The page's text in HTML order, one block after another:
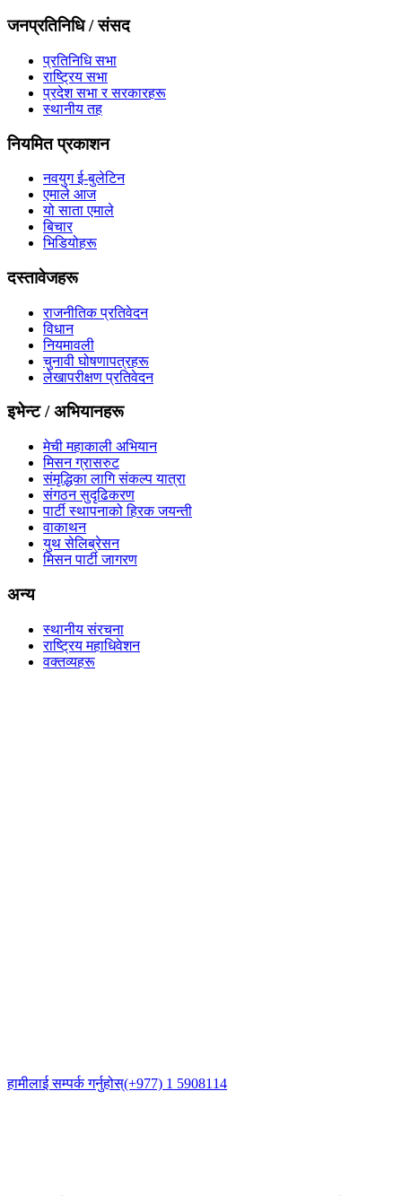
जनप्रतिनिधि / संसद
प्रतिनिधि सभा
राष्ट्रिय सभा
प्रदेश सभा र सरकारहरू
स्थानीय तह
नियमित प्रकाशन
नवयुग ई-बुलेटिन
एमाले आज
यो साता एमाले
बिचार
भिडियोहरू
दस्तावेजहरू
राजनीतिक प्रतिवेदन
विधान
नियमावली
चुनावी घोषणापत्रहरू
लेखापरीक्षण प्रतिवेदन
इभेन्ट / अभियानहरू
मेची महाकाली अभियान
मिसन ग्रासरुट
संमृद्धिका लागि संकल्प यात्रा
संगठन सुदृढिकरण
पार्टी स्थापनाको हिरक जयन्ती
वाकाथन
युथ सेलिब्रेसन
मिसन पार्टी जागरण
अन्य
स्थानीय संरचना
राष्ट्रिय महाधिवेशन
वक्तव्यहरू
हामीलाई सम्पर्क गर्नुहोस्(+977) 1 5908114